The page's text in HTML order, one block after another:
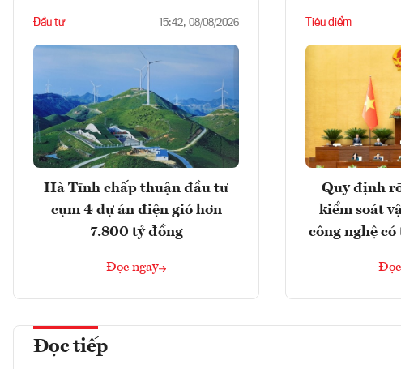
Đầu tư 15:42, 08/08/2026
Hà Tĩnh chấp thuận đầu tư
cụm 4 dự án điện gió hơn
7.800 tỷ đồng
Đọc ngay
Tiêu điểm
Quy định
kiểm soát
công nghệ
Đọc tiếp